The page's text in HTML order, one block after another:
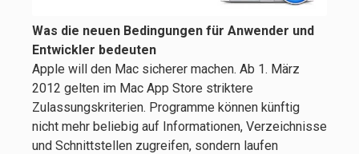
Was die neuen Bedingungen für Anwender und
Entwickler bedeuten
Apple will den Mac sicherer machen. Ab 1. März
2012 gelten im Mac App Store striktere
Zulassungskriterien. Programme können künftig
nicht mehr beliebig auf Informationen, Verzeichnisse
und Schnittstellen zugreifen, sondern laufen